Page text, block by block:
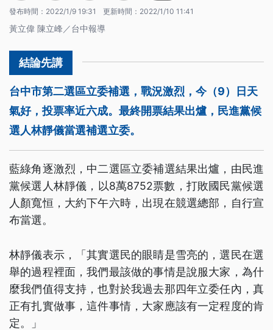
發布時間： 2022/1/9 19:31 更新時間： 2022/1/10 11:41
黃立偉 陳立峰／台中報導
台中市第二選區立委補選，戰況激烈，今（9）日天
氣好，投票率近六成。最終開票結果出爐，民進黨候
選人林靜儀當選補選立委。
藍綠角逐激烈，中二選區立委補選結果出爐，由民進
黨候選人林靜儀，以8萬8752票數，打敗國民黨候選
人顏寬恒，大約下午六時，出現在競選總部，自行宣
布當選。
林靜儀表示，「其實選民的眼睛是雪亮的，選民在選
舉的過程裡面，我們最該做的事情是說服大家，為什
麼我們值得支持，也對於我過去那四年立委任內，真
正有扎實做事，這件事情，大家應該有一定程度的肯
定。」